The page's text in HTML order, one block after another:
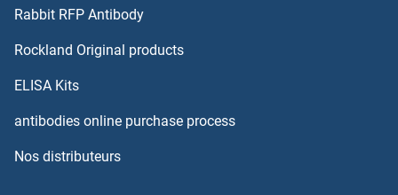
HOXA3 Anticorps
HOXA4 Anticorps
HOXA5 Anticorps
Rabbit RFP Antibody
Rockland Original products
ELISA Kits
antibodies online purchase process
Nos distributeurs